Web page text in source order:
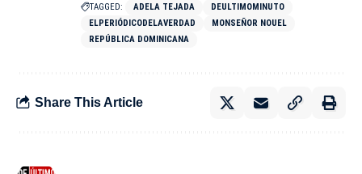
TAGGED: ADELA TEJADA
DEULTIMOMINUTO
ELPERIÓDICODELAVERDAD
MONSEÑOR NOUEL
REPÚBLICA DOMINICANA
Share This Article